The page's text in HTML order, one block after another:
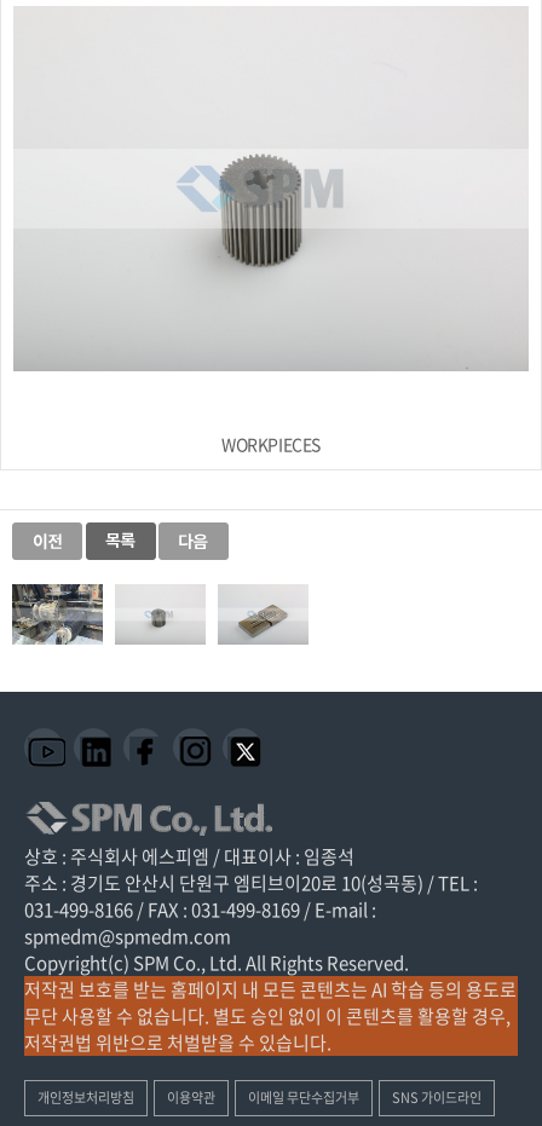
WORKPIECES
상호 : 주식회사 에스피엠 / 대표이사 : 임종석
주소 : 경기도 안산시 단원구 엠티브이20로 10(성곡동) / TEL :
031-499-8166 / FAX : 031-499-8169 / E-mail :
spmedm@spmedm.com
Copyright(c) SPM Co., Ltd. All Rights Reserved.
저작권 보호를 받는 홈페이지 내 모든 콘텐츠는 AI 학습 등의 용도로
무단 사용할 수 없습니다. 별도 승인 없이 이 콘텐츠를 활용할 경우,
저작권법 위반으로 처벌받을 수 있습니다.
개인정보처리방침 이용약관 이메일 무단수집거부 SNS 가이드라인